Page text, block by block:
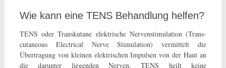
Wie kann eine TENS Behandlung helfen?
TENS oder Transkutane elektrische Nervenstimulation (Trans-
cutaneous Electrical Nerve Stimulation) vermittelt die
Übertragung von kleinen elektrischen Impulsen von der Haut an
die darunter liegenden Nerven. TENS heilt keine